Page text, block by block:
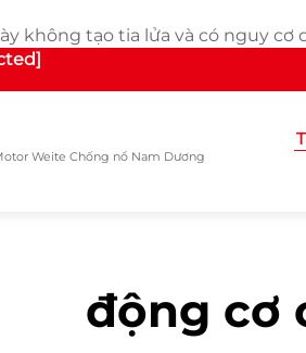
không tạo tia lửa và có nguy cơ
Weite Chống nổ Nam Dương
động cơ